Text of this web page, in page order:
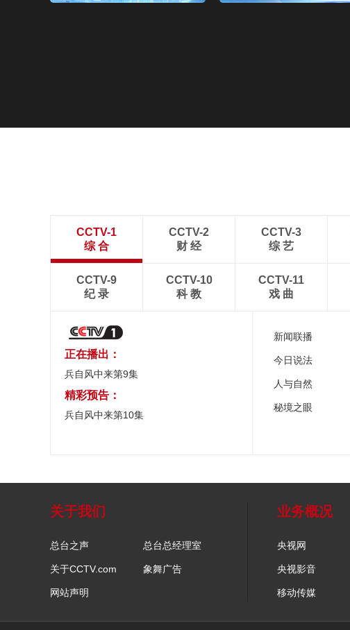
CCTV-1
综 合
CCTV-2
财 经
CCTV-3
综 艺
CCTV-9
纪 录
CCTV-10
科 教
CCTV-11
戏 曲
正在播出：
兵自风中来第9集
精彩预告：
兵自风中来第10集
新闻联播
今日说法
人与自然
秘境之眼
关于我们
总台之声 总台总经理室
关于CCTV.com 象舞广告
网站声明
业务概况
央视网
央视影音
移动传媒